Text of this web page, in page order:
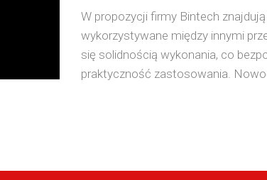
W propozycji firmy Bintech
wykorzystywane między innymi
się solidnością wykonania, co
praktyczność zastosowania.